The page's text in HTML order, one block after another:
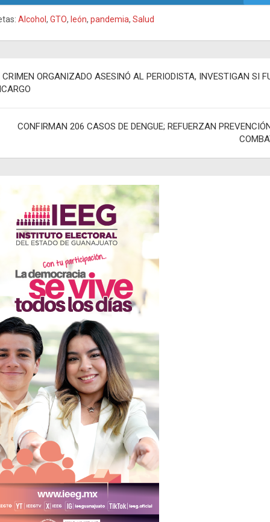
Alcohol , GTO, león, pandemia, Salud
CRIMEN ORGANIZADO ASESINÓ AL PERIODISTA, INVESTIGAN SI
CONFIRMAN 206 CASOS DE DENGUE; REFUERZAN